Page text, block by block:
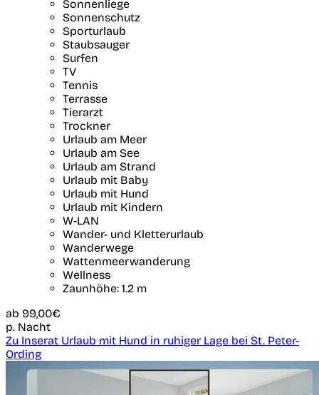
Sonnenliege
Sonnenschutz
Sporturlaub
Staubsauger
Surfen
TV
Tennis
Terrasse
Tierarzt
Trockner
Urlaub am Meer
Urlaub am See
Urlaub am Strand
Urlaub mit Baby
Urlaub mit Hund
Urlaub mit Kindern
W-LAN
Wander- und Kletterurlaub
Wanderwege
Wattenmeerwanderung
Wellness
Zaunhöhe: 1.2 m
ab 99,00€
p. Nacht
Zu Inserat Urlaub mit Hund in ruhiger Lage bei St. Peter-
Ording